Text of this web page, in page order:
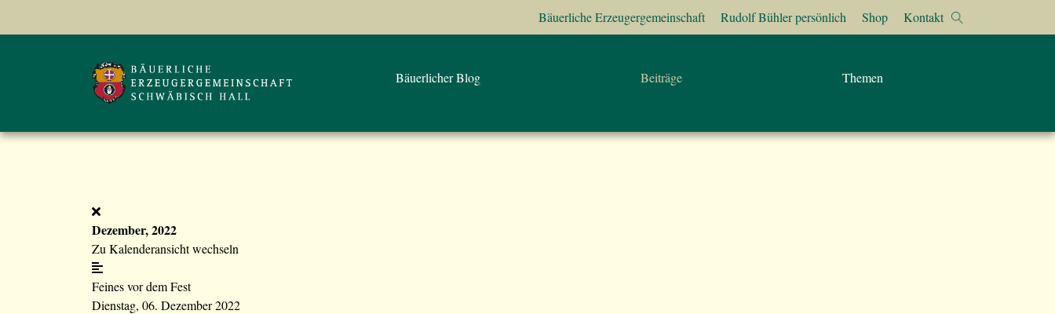
Bäuerliche Erzeugergemeinschaft Rudolf Bühler persönlich Shop Kontakt
Bäuerlicher Blog Beiträge Themen
Dezember, 2022
Zu Kalenderansicht wechseln
Feines vor dem Fest
Dienstag, 06. Dezember 2022